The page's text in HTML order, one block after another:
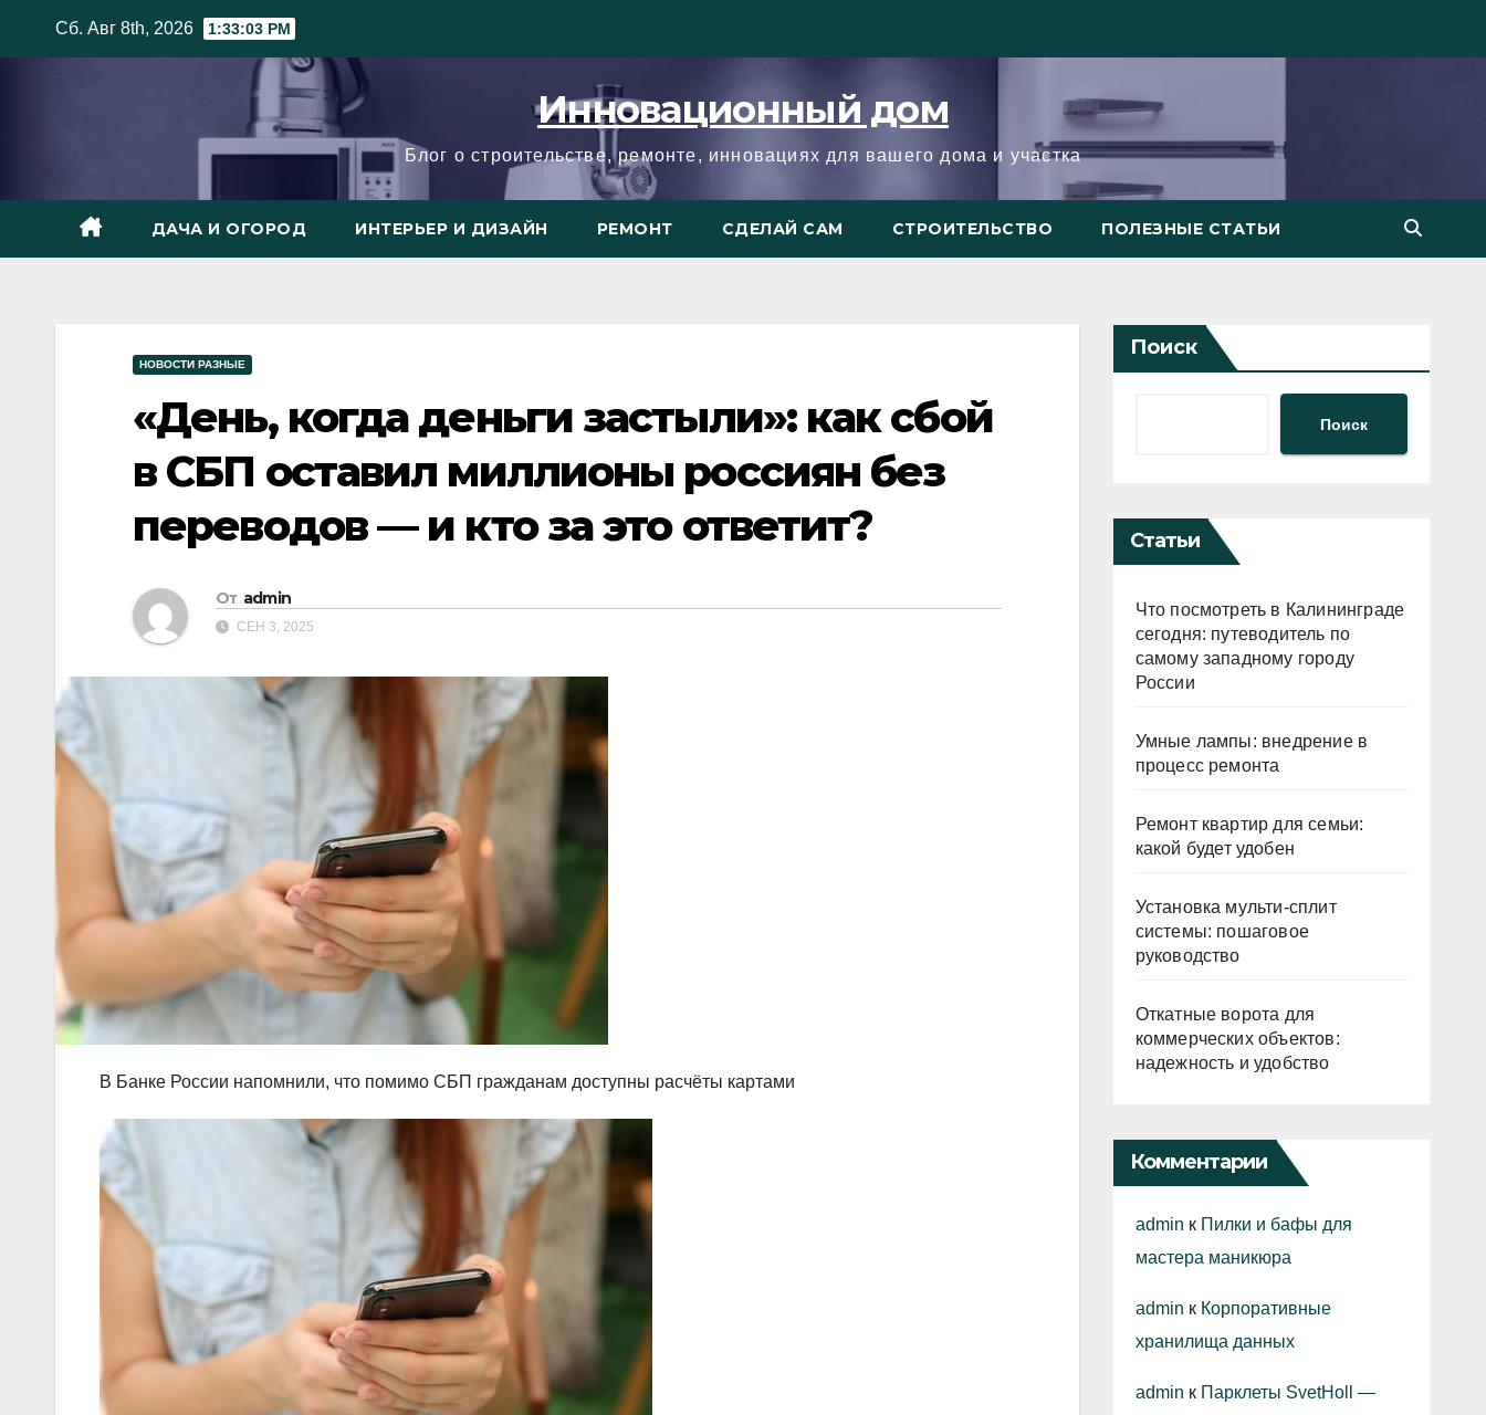
Сб. Авг 8th, 2026 1:33:05 PM
Инновационный дом
Блог о строительстве, ремонте, инновациях для вашего дома и участка
ДАЧА И ОГОРОД ИНТЕРЬЕР И ДИЗАЙН РЕМОНТ СДЕЛАЙ САМ СТРОИТЕЛЬСТВО ПОЛЕЗНЫЕ СТАТЬИ
НОВОСТИ РАЗНЫЕ
«День, когда деньги застыли»: как сбой
в СБП оставил миллионы россиян без
переводов — и кто за это ответит?
От admin
СЕН 3, 2025
В Банке России напомнили, что помимо СБП гражданам доступны расчёты картами
Поиск
Поиск
Статьи
Что посмотреть в Калининграде
сегодня: путеводитель по
самому западному городу
России
Умные лампы: внедрение в
процесс ремонта
Ремонт квартир для семьи:
какой будет удобен
Установка мульти-сплит
системы: пошаговое
руководство
Откатные ворота для
коммерческих объектов:
надежность и удобство
Комментарии
admin к Пилки и бафы для
мастера маникюра
admin к Корпоративные
хранилища данных
admin к Парклеты SvetHoll —